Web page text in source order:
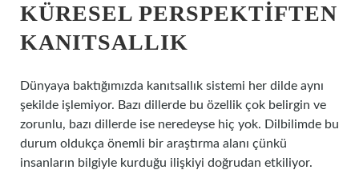
KÜRESEL PERSPEKTIFTEN
KANITSALLIK
Dünyaya baktığımızda kanıtsallık sistemi her dilde aynı
şekilde işlemiyor. Bazı dillerde bu özellik çok belirgin ve
zorunlu, bazı dillerde ise neredeyse hiç yok. Dilbilimde bu
durum oldukça önemli bir araştırma alanı çünkü
insanların bilgiyle kurduğu ilişkiyi doğrudan etkiliyor.